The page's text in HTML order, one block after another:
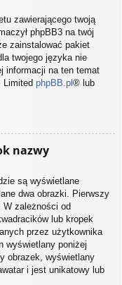
zawierającego twoją
phpBB3 na twój
zainstalować pakiet
twojego języka nie
informacji na ten temat
Limited phpBB.pl ® lub
nazwy
są wyświetlane
dwa obrazki. Pierwszy
zależności od
lub kropek
przez użytkownika
wyświetlany poniżej
obrazek, wyświetlany
i jest unikatowy lub